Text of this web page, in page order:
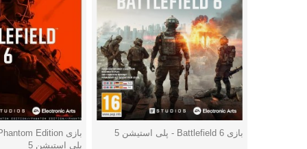
دوست داشتن بازی Battlefield 6 - پلی استیشن 5 دوست داشتن
پلی استیشن 5